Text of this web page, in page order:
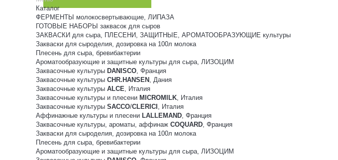
Каталог
ФЕРМЕНТЫ молокосвертывающие, ЛИПАЗА
ГОТОВЫЕ НАБОРЫ заквасок для сыров
ЗАКВАСКИ для сыра, ПЛЕСЕНИ, ЗАЩИТНЫЕ, АРОМАТООБРАЗУЮЩИЕ культуры
Закваски для сыроделия, дозировка на 100л молока
Плесень для сыра, бревибактерии
Ароматообразующие и защитные культуры для сыра, ЛИЗОЦИМ
Заквасочные культуры DANISCO, Франция
Заквасочные культуры CHR.HANSEN , Дания
Заквасочные культуры ALCE, Италия
Заквасочные культуры и плесени MICROMILK, Италия
Заквасочные культуры SACCO/CLERICI , Италия
Аффинажные культуры и плесени LALLEMAND, Франция
Заквасочные культуры, ароматы, аффинаж COQUARD, Франция
Закваски для сыроделия, дозировка на 100л молока
Плесень для сыра, бревибактерии
Ароматообразующие и защитные культуры для сыра, ЛИЗОЦИМ